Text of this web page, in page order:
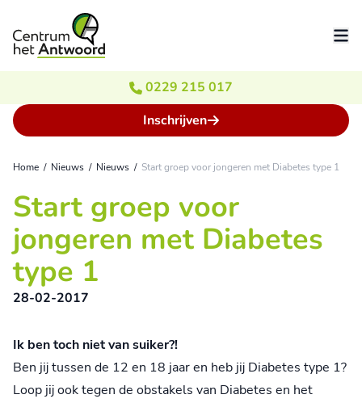
Ga naar de inhoud
0229 215 017
Inschrijven
Home / Nieuws / Nieuws / Start groep voor jongeren met Diabetes type 1
Start groep voor
jongeren met Diabetes
type 1
28-02-2017
Ik ben toch niet van suiker?!
Ben jij tussen de 12 en 18 jaar en heb jij Diabetes type 1?
Loop jij ook tegen de obstakels van Diabetes en het